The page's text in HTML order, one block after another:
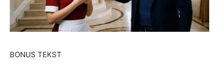
BONUS TEKST